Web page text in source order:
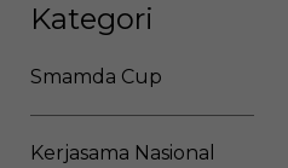
Kategori
Smamda Cup
Kerjasama Nasional